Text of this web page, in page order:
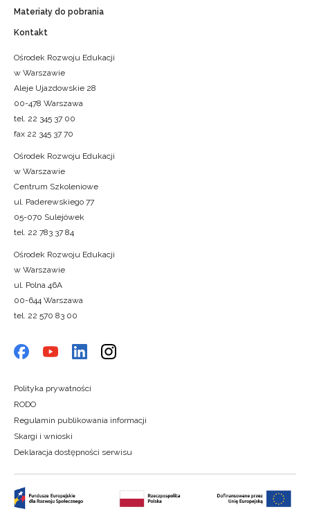
Materiały do pobrania
Kontakt
Ośrodek Rozwoju Edukacji
w Warszawie
Aleje Ujazdowskie 28
00-478 Warszawa
tel. 22 345 37 00
fax 22 345 37 70
Ośrodek Rozwoju Edukacji
w Warszawie
Centrum Szkoleniowe
ul. Paderewskiego 77
05-070 Sulejówek
tel. 22 783 37 84
Ośrodek Rozwoju Edukacji
w Warszawie
ul. Polna 46A
00-644 Warszawa
tel. 22 570 83 00
Polityka prywatności
RODO
Regulamin publikowania informacji
Skargi i wnioski
Deklaracja dostępności serwisu